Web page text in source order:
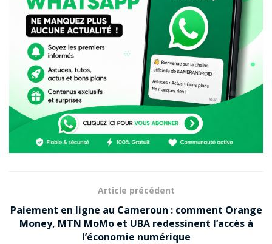
Article précédent
Paiement en ligne au Cameroun : comment Orange
Money, MTN MoMo et UBA redessinent l’accès à
l’économie numérique